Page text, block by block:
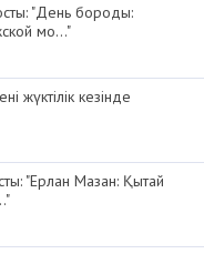
"День бороды:
мо..."
жүктілік кезінде
"Ерлан Мазан: Қытай